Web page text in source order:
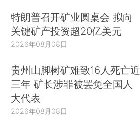
特朗普召开矿业圆桌会 拟向
关键矿产投资超20亿美元
2026年08月08日
贵州山脚树矿难致16人死亡近
三年 矿长涉罪被罢免全国人
大代表
2026年08月08日